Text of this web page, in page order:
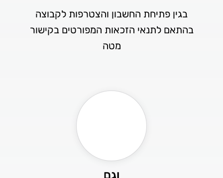
בגין פתיחת החשבון והצטרפות לקבוצה
בהתאם לתנאי הזכאות המפורטים בקישור
וגם